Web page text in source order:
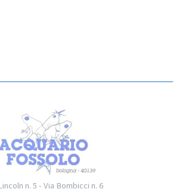
n. 5 - Via Bombicci n. 6